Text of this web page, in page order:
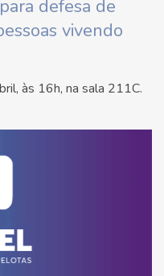
defesa de
vivendo
às 16h, na sala 211C.